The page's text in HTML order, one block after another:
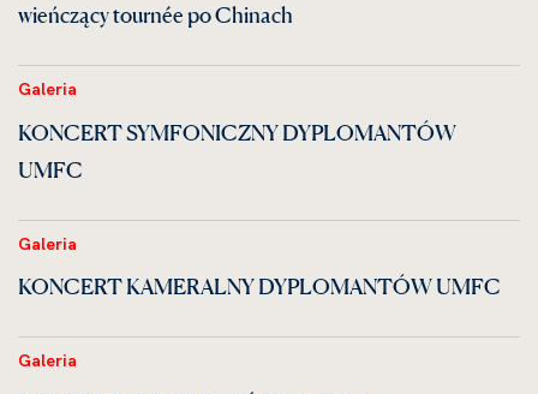
wieńczący tournée po Chinach
Galeria
KONCERT SYMFONICZNY DYPLOMANTÓW
UMFC
Galeria
KONCERT KAMERALNY DYPLOMANTÓW UMFC
Galeria